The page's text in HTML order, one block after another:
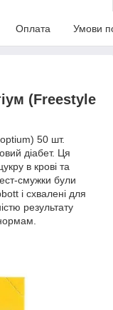
Оплата Умови
(Freestyle
50 шт.
діабет. Ця
в крові та
смужки були
і схвалені для
результату